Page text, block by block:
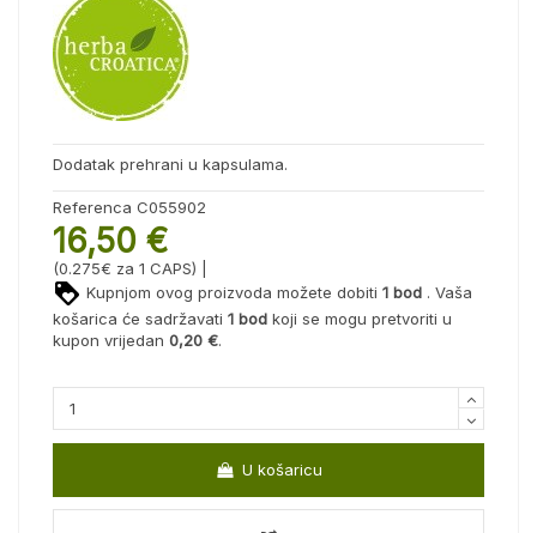
Dodatak prehrani u kapsulama.
Referenca C055902
16,50 €
(0.275€ za 1 CAPS) |
Kupnjom ovog proizvoda možete dobiti 1 bod . Vaša
košarica će sadržavati 1 bod koji se mogu pretvoriti u
kupon vrijedan 0,20 €.
U košaricu